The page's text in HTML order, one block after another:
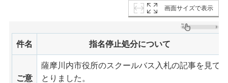
画面サイズで表示
件名 指名停止処分について
ご意
薩摩川内市役所のスクールバス入札の記事を見て
とりました。